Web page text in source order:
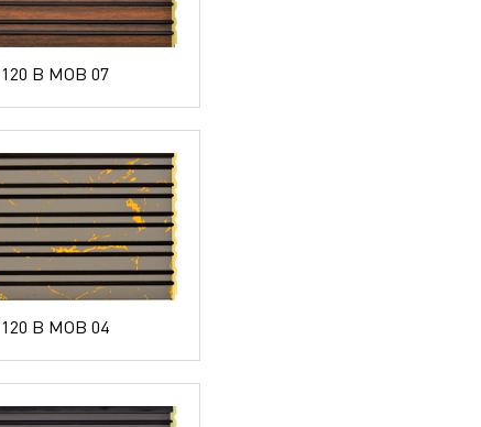
120 B MOB 07
120 B MOB 04